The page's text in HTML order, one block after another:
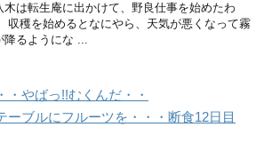
木は転生庵に出かけて、野良仕事を始めたわ
収穫を始めるとなにやら、天気が悪くなって霧
降るようにな ...
・やばっ!!むくんだ・・
ーブルにフルーツを・・・断食12日目